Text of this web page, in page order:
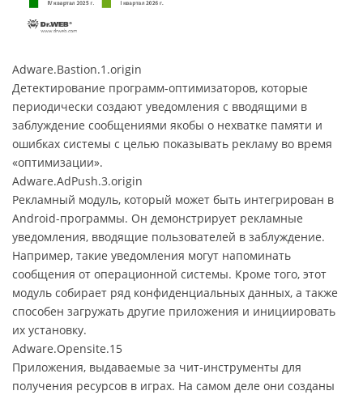
Adware.Bastion.1.origin
Детектирование программ-оптимизаторов, которые
периодически создают уведомления с вводящими в
заблуждение сообщениями якобы о нехватке памяти и
ошибках системы с целью показывать рекламу во время
«оптимизации».
Adware.AdPush.3.origin
Рекламный модуль, который может быть интегрирован в
Android-программы. Он демонстрирует рекламные
уведомления, вводящие пользователей в заблуждение.
Например, такие уведомления могут напоминать
сообщения от операционной системы. Кроме того, этот
модуль собирает ряд конфиденциальных данных, а также
способен загружать другие приложения и инициировать
их установку.
Adware.Opensite.15
Приложения, выдаваемые за чит-инструменты для
получения ресурсов в играх. На самом деле они созданы